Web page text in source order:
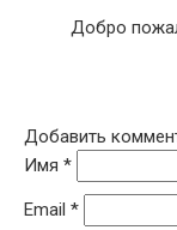
Добро
Добавить
Имя *
Email *